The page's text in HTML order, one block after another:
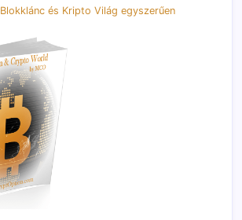
Blokklánc és Kripto Világ egyszerűen